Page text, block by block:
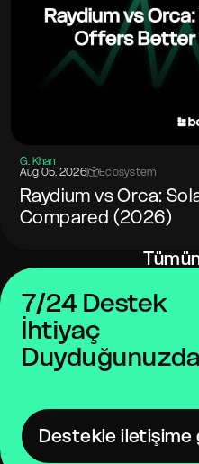
G. Khan
Aug 05. 2026| Ecosystem
Raydium vs Orca:
Compared (2026)
7/24 Destek
İhtiyaç
Duyduğunuzda
Destekle iletişime